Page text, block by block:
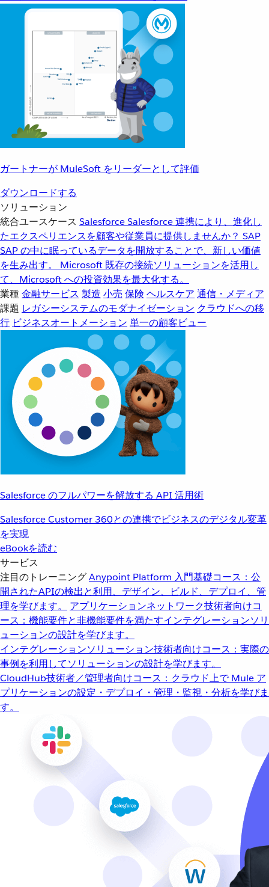
ガートナーが MuleSoft をリーダーとして評価
ダウンロードする
ソリューション
統合ユースケース SalesforceSalesforce 連携により、進化し
たエクスペリエンスを顧客や従業員に提供しませんか？ SAP
SAP の中に眠っているデータを開放することで、新しい価値
を生み出す。
Microsoft 既存の接続ソリューションを活用し
て、Microsoft への投資効果を最大化する。
業種金融サービス 製造 小売 保険 ヘルスケア 通信・メディア
課題 レガシーシステムのモダナイゼーション クラウドへの移
行 ビジネスオートメーション 単一の顧客ビュー
Salesforce のフルパワーを解放する API 活用術
Salesforce Customer 360との連携でビジネスのデジタル変革
を実現
eBookを読む
サービス
注目のトレーニングAnypoint Platform 入門基礎コース：公
開されたAPIの検出と利用、デザイン、ビルド、デプロイ、管
理を学びます。
アプリケーションネットワーク技術者向けコ
ース：機能要件と非機能要件を満たすインテグレーションソリ
ューションの設計を学びます。
インテグレーションソリューション技術者向けコース：実際の
事例を利用してソリューションの設計を学びます。
CloudHub技術者／管理者向けコース：クラウド上で Mule ア
プリケーションの設定・デプロイ・管理・監視・分析を学びま
す。